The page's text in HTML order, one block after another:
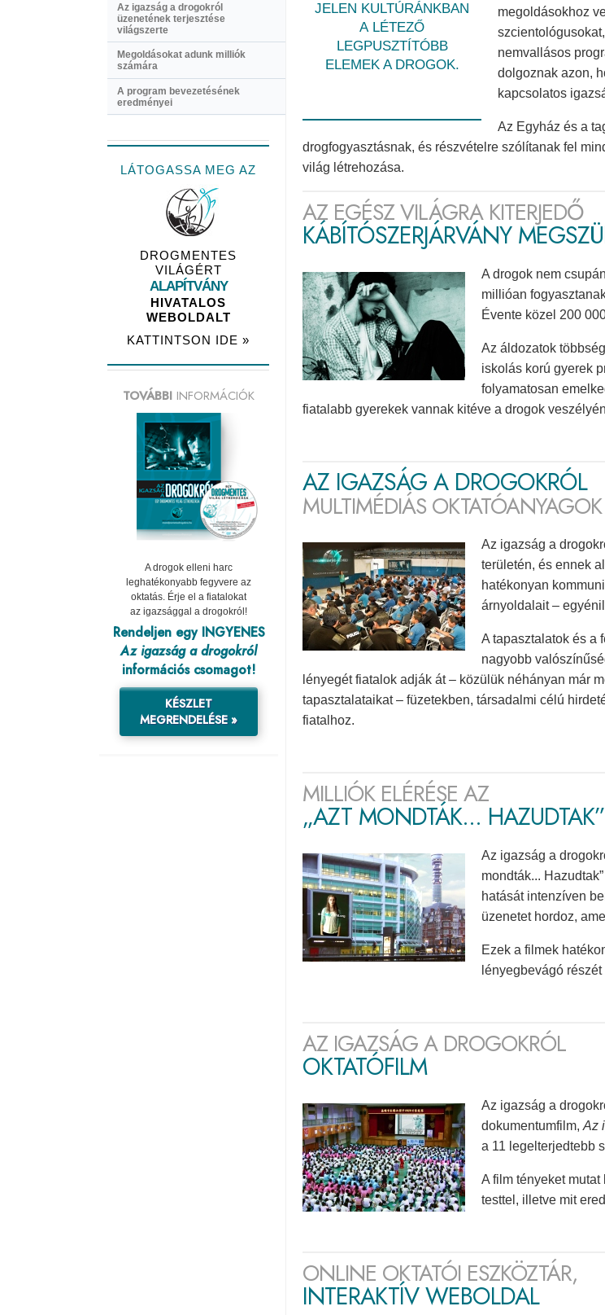
JELEN KULTÚRÁNKBAN
A LÉTEZŐ
LEGPUSZTÍTÓBB
ELEMEK A DROGOK.
megoldásokhoz
nemvallásos
dolgoznak azon,
kapcsolatos
Az Egyház és a
drogfogyasztásnak, és részvételre szólítanak fel
világ létrehozása.
AZ EGÉSZ VILÁGRA KITERJEDŐ
KÁBÍTÓSZERJÁRVÁNY
A drogok nem
millióan
Évente közel 200
Az áldozatok
iskolás korú gyerek
folyamatosan
fiatalabb gyerekek vannak kitéve a drogok
AZ IGAZSÁG A DROGOKRÓL
MULTIMÉDIÁS OKTATÓANYAGOK
Az igazság a
területén, és ennek
hatékonyan
árnyoldalait –
A tapasztalatok és a
nagyobb
lényegét fiatalok adják át – közülük néhányan már
tapasztalataikat – füzetekben, társadalmi célú
fiatalhoz.
MILLIÓK ELÉRÉSE AZ
„AZT MONDTÁK...
Az igazság a
mondták...
hatását intenzíven
üzenetet hordoz,
Ezek a filmek
lényegbevágó
AZ IGAZSÁG A DROGOKRÓL
OKTATÓFILM
Az igazság a
dokumentumfilm, Az
a 11 legelterjedtebb
A film tényeket
testtel, illetve mit
ONLINE OKTATÓI ESZKÖZTÁR,
INTERAKTÍV WEBOLDAL
Az igazság a drogokról
üzenetének terjesztése
világszerte
Megoldásokat adunk milliók
számára
A program bevezetésének
eredményei
LÁTOGASSA MEG AZ
DROGMENTES
VILÁGÉRT
ALAPÍTVÁNY
HIVATALOS
WEBOLDALT
KATTINTSON IDE »
TOVÁBBI INFORMÁCIÓK
A drogok elleni harc
leghatékonyabb fegyvere az
oktatás. Érje el a fiatalokat
az igazsággal a drogokról!
Rendeljen egy INGYENES
Az igazság a drogokról
információs csomagot!
KÉSZLET
MEGRENDELÉSE »